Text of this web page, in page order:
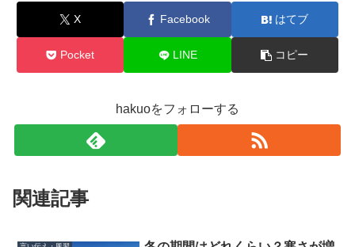
X Facebook はてブ
Pocket LINE コピー
hakuoをフォローする
関連記事